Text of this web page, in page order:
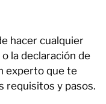
hacer cualquier
la declaración de
experto que te
requisitos y pasos.